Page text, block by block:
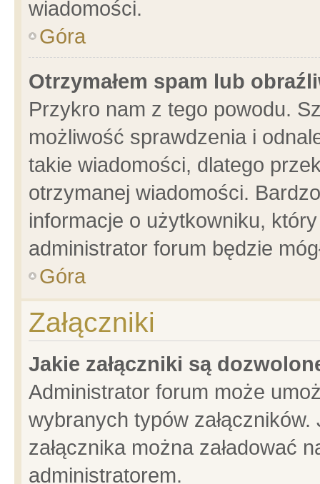
wiadomości.
Góra
Otrzymałem spam lub
Przykro nam z tego powodu.
możliwość sprawdzenia i
takie wiadomości, dlatego
otrzymanej wiadomości.
informacje o użytkowniku,
administrator forum będzie
Góra
Załączniki
Jakie załączniki są
Administrator forum może
wybranych typów
załącznika można załadować
administratorem.